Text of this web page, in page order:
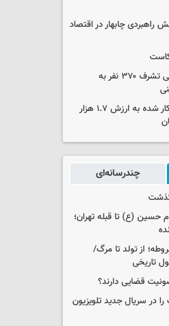
راهبردی چابهار در اقتصاد
بنیاد برکت خوزستان بانی تشرف ۳۷۰ نفر به
کشف ۱۷۰۰ تن قیر احتکار شده به ارزش ۱.۷ هزار
چندرسانه‌ای
حسین (ع) تا قبله تهران؛
از تولد تا مرگ/
تاریخی
قضایی دارند؟
در سریال جدید تلویزیون